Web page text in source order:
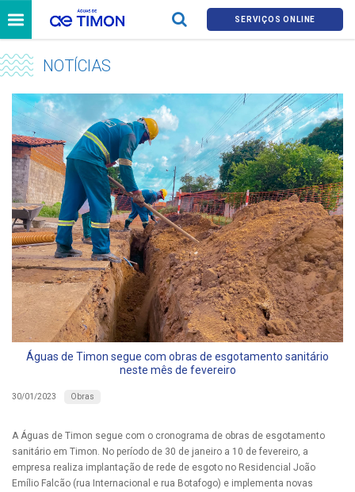
SERVIÇOS ONLINE
NOTÍCIAS
Águas de Timon segue com obras de esgotamento sanitário
neste mês de fevereiro
30/01/2023 Obras
A Águas de Timon segue com o cronograma de obras de esgotamento
sanitário em Timon. No período de 30 de janeiro a 10 de fevereiro, a
empresa realiza implantação de rede de esgoto no Residencial João
Emílio Falcão (rua Internacional e rua Botafogo) e implementa novas